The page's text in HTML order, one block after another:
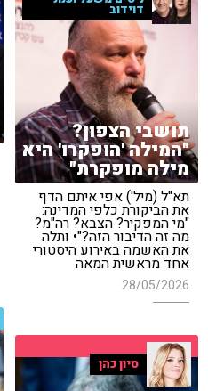
דוידוב
תושבי הצפון?
"המילה 'הופקרו' היא
מילה מופקרת"
תא"ל (מיל') אפי איתם הדף
את הביקורת כלפי המדינה:
"מי המפקיר? הצבא? רה"מ?
מה זה הדיבור הזה?"• ותלה
את האשמה באירוע היסטורי
אחד מראשית המאה
28/05/2026
סיון כהן